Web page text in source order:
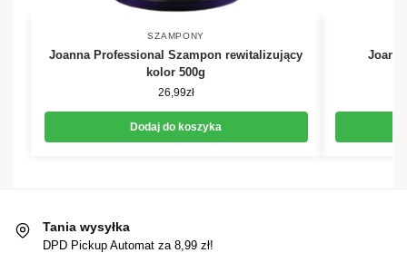
SZAMPONY
Joanna Professional Szampon rewitalizujący
kolor 500g
26,99zł
Dodaj do koszyka
Tania wysyłka
DPD Pickup Automat za 8,99 zł!